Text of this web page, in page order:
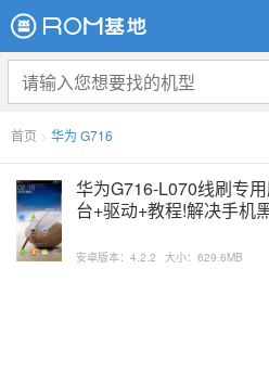
首页 > 华为 G716
华为G716-L070线刷专
台+驱动+教程!解决手机
安卓版本：4.2.2 大小：629.6MB